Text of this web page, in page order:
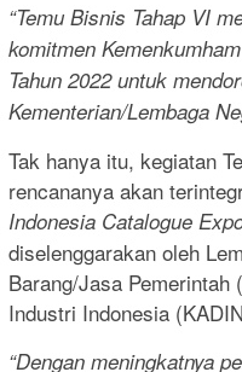
“Temu Bisnis Tahap VI
komitmen
Tahun 2022 untuk
Kementerian/Lembaga
Tak hanya itu, kegiatan
rencananya akan
Indonesia Catalogue
diselenggarakan oleh
Barang/Jasa Pemerintah
Industri Indonesia
“Dengan meningkatnya